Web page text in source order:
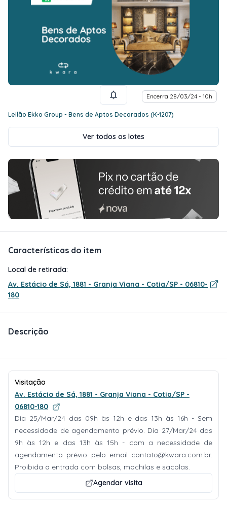
Encerra 28/03/24 - 10h
Leilão Ekko Group - Bens de Aptos Decorados (K-1207)
Ver todos os lotes
Características do item
Local de retirada:
Av. Estácio de Sá, 1881 - Granja Viana - Cotia/SP - 06810-
180
Descrição
Visitação
Av. Estácio de Sá, 1881 - Granja Viana - Cotia/SP -
06810-180
Dia 25/Mar/24 das 09h às 12h e das 13h às 16h - Sem
necessidade de agendamento prévio. Dia 27/Mar/24 das
9h às 12h e das 13h às 15h - com a necessidade de
agendamento prévio pelo email contato@kwara.com.br.
Proibida a entrada com bolsas, mochilas e sacolas.
Agendar visita